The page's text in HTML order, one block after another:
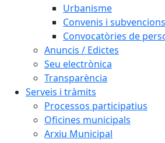
Urbanisme
Convenis i subvencions
Convocatòries de
Anuncis / Edictes
Seu electrònica
Transparència
Serveis i tràmits
Processos participatius
Oficines municipals
Arxiu Municipal